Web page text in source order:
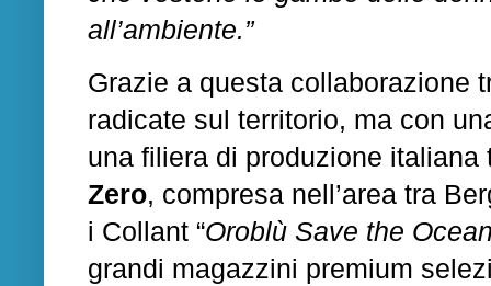
all’ambiente.”
Grazie a questa collaborazione
radicate sul territorio, ma con
una filiera di produzione
Zero, compresa nell’area tra
i Collant “Oroblù Save the
grandi magazzini premium